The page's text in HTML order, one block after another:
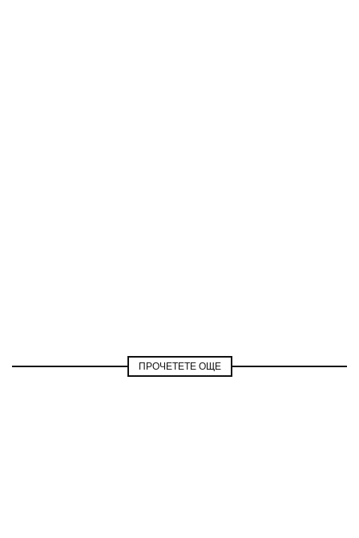
ПРОЧЕТЕТЕ ОЩЕ